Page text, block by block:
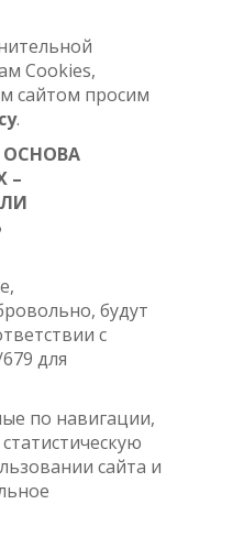
Cookies,
сайтом просим
.
ОСНОВА
–
будут
с
для
по навигации,
сайта и